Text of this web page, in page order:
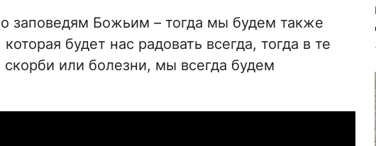
заповедям Божьим – тогда мы будем также
будет нас радовать всегда, тогда в те
скорби или болезни, мы всегда будем